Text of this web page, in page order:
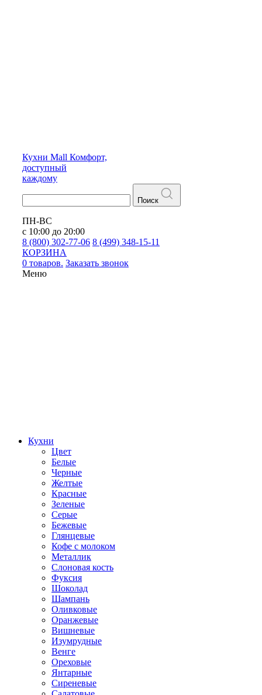
Кухни Mall Комфорт,
доступный
каждому
Поиск
ПН-ВС
с 10:00 до 20:00
8 (800) 302-77-06 8 (499) 348-15-11
КОРЗИНА
0 товаров. Заказать звонок
Меню
Кухни
Цвет
Белые
Черные
Желтые
Красные
Зеленые
Серые
Бежевые
Глянцевые
Кофе с молоком
Металлик
Слоновая кость
Фуксия
Шоколад
Шампань
Оливковые
Оранжевые
Вишневые
Изумрудные
Венге
Ореховые
Янтарные
Сиреневые